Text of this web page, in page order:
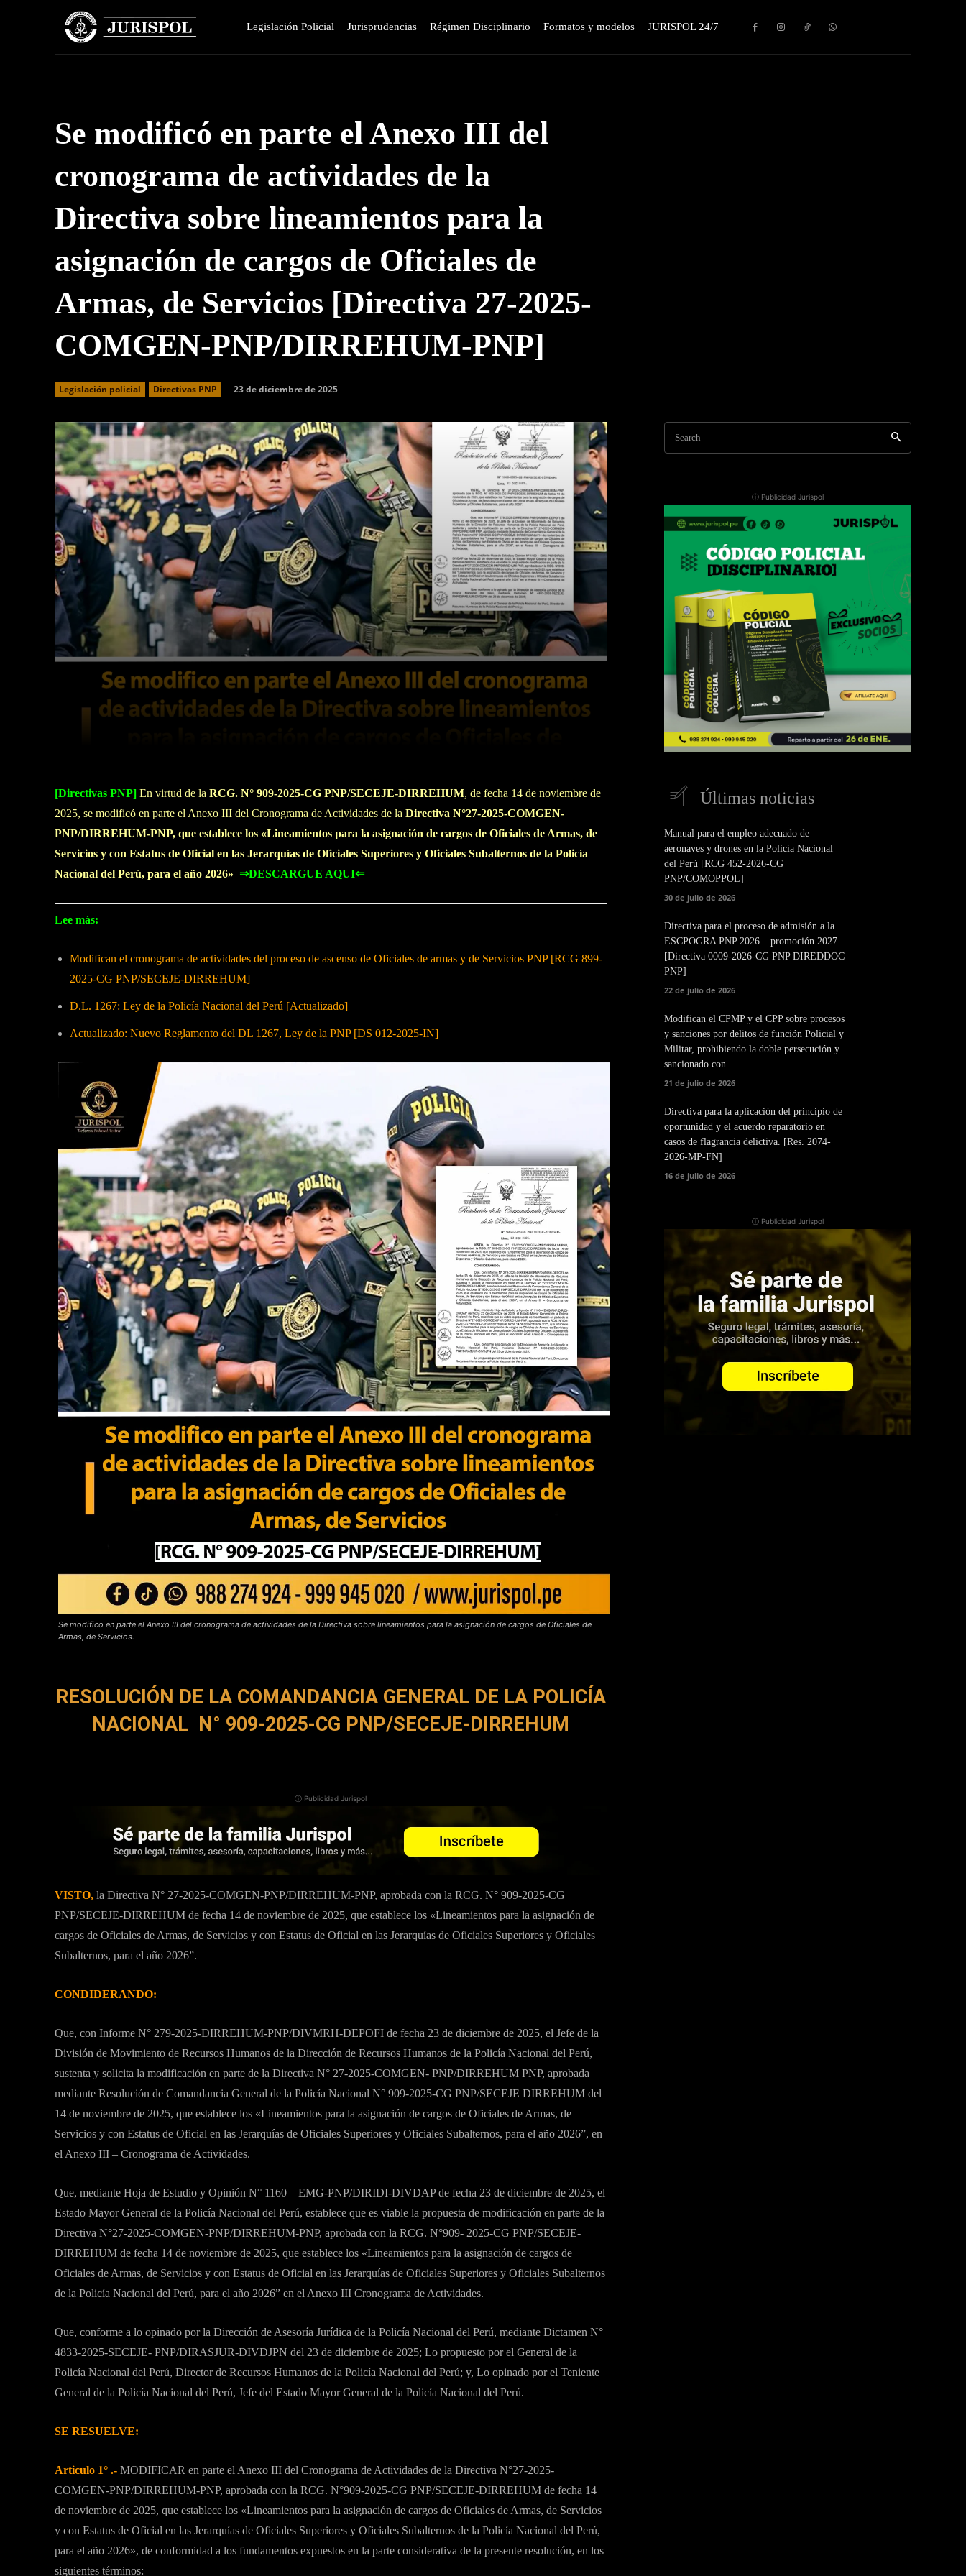
Legislación Policial Jurisprudencias Régimen Disciplinario Formatos y modelos JURISPOL 24/7
Se modificó en parte el Anexo III del
cronograma de actividades de la
Directiva sobre lineamientos para la
asignación de cargos de Oficiales de
Armas, de Servicios [Directiva 27-2025-
COMGEN-PNP/DIRREHUM-PNP]
Legislación policial Directivas PNP 23 de diciembre de 2025
[Directivas PNP] En virtud de la RCG. N° 909-2025-CG PNP/SECEJE-DIRREHUM, de fecha 14 de noviembre de
2025, se modificó en parte el Anexo III del Cronograma de Actividades de la Directiva N°27-2025-COMGEN-
PNP/DIRREHUM-PNP, que establece los «Lineamientos para la asignación de cargos de Oficiales de Armas, de
Servicios y con Estatus de Oficial en las Jerarquías de Oficiales Superiores y Oficiales Subalternos de la Policía
Nacional del Perú, para el año 2026» ⇒DESCARGUE AQUI⇐
Lee más:
Modifican el cronograma de actividades del proceso de ascenso de Oficiales de armas y de Servicios PNP [RCG 899-
2025-CG PNP/SECEJE-DIRREHUM]
D.L. 1267: Ley de la Policía Nacional del Perú [Actualizado]
Actualizado: Nuevo Reglamento del DL 1267, Ley de la PNP [DS 012-2025-IN]
Se modifico en parte el Anexo III del cronograma de actividades de la Directiva sobre lineamientos para la asignación de cargos de Oficiales de
Armas, de Servicios.
RESOLUCIÓN DE LA COMANDANCIA GENERAL DE LA POLICÍA
NACIONAL N° 909-2025-CG PNP/SECEJE-DIRREHUM
ⓘ Publicidad Jurispol
VISTO, la Directiva N° 27-2025-COMGEN-PNP/DIRREHUM-PNP, aprobada con la RCG. N° 909-2025-CG
PNP/SECEJE-DIRREHUM de fecha 14 de noviembre de 2025, que establece los «Lineamientos para la asignación de
cargos de Oficiales de Armas, de Servicios y con Estatus de Oficial en las Jerarquías de Oficiales Superiores y Oficiales
Subalternos, para el año 2026”.
CONDIDERANDO:
Que, con Informe N° 279-2025-DIRREHUM-PNP/DIVMRH-DEPOFI de fecha 23 de diciembre de 2025, el Jefe de la
División de Movimiento de Recursos Humanos de la Dirección de Recursos Humanos de la Policía Nacional del Perú,
sustenta y solicita la modificación en parte de la Directiva N° 27-2025-COMGEN- PNP/DIRREHUM PNP, aprobada
mediante Resolución de Comandancia General de la Policía Nacional N° 909-2025-CG PNP/SECEJE DIRREHUM del
14 de noviembre de 2025, que establece los «Lineamientos para la asignación de cargos de Oficiales de Armas, de
Servicios y con Estatus de Oficial en las Jerarquías de Oficiales Superiores y Oficiales Subalternos, para el año 2026”, en
el Anexo III – Cronograma de Actividades.
Que, mediante Hoja de Estudio y Opinión N° 1160 – EMG-PNP/DIRIDI-DIVDAP de fecha 23 de diciembre de 2025, el
Estado Mayor General de la Policía Nacional del Perú, establece que es viable la propuesta de modificación en parte de la
Directiva N°27-2025-COMGEN-PNP/DIRREHUM-PNP, aprobada con la RCG. N°909- 2025-CG PNP/SECEJE-
DIRREHUM de fecha 14 de noviembre de 2025, que establece los «Lineamientos para la asignación de cargos de
Oficiales de Armas, de Servicios y con Estatus de Oficial en las Jerarquías de Oficiales Superiores y Oficiales Subalternos
de la Policía Nacional del Perú, para el año 2026” en el Anexo III Cronograma de Actividades.
Que, conforme a lo opinado por la Dirección de Asesoría Jurídica de la Policía Nacional del Perú, mediante Dictamen N°
4833-2025-SECEJE- PNP/DIRASJUR-DIVDJPN del 23 de diciembre de 2025; Lo propuesto por el General de la
Policía Nacional del Perú, Director de Recursos Humanos de la Policía Nacional del Perú; y, Lo opinado por el Teniente
General de la Policía Nacional del Perú, Jefe del Estado Mayor General de la Policía Nacional del Perú.
SE RESUELVE:
Articulo 1° .- MODIFICAR en parte el Anexo III del Cronograma de Actividades de la Directiva N°27-2025-
COMGEN-PNP/DIRREHUM-PNP, aprobada con la RCG. N°909-2025-CG PNP/SECEJE-DIRREHUM de fecha 14
de noviembre de 2025, que establece los «Lineamientos para la asignación de cargos de Oficiales de Armas, de Servicios
y con Estatus de Oficial en las Jerarquías de Oficiales Superiores y Oficiales Subalternos de la Policía Nacional del Perú,
para el año 2026», de conformidad a los fundamentos expuestos en la parte considerativa de la presente resolución, en los
siguientes términos:
Search
ⓘ Publicidad Jurispol
Últimas noticias
Manual para el empleo adecuado de
aeronaves y drones en la Policía Nacional
del Perú [RCG 452-2026-CG
PNP/COMOPPOL]
30 de julio de 2026
Directiva para el proceso de admisión a la
ESCPOGRA PNP 2026 – promoción 2027
[Directiva 0009-2026-CG PNP DIREDDOC
PNP]
22 de julio de 2026
Modifican el CPMP y el CPP sobre procesos
y sanciones por delitos de función Policial y
Militar, prohibiendo la doble persecución y
sancionado con...
21 de julio de 2026
Directiva para la aplicación del principio de
oportunidad y el acuerdo reparatorio en
casos de flagrancia delictiva. [Res. 2074-
2026-MP-FN]
16 de julio de 2026
ⓘ Publicidad Jurispol